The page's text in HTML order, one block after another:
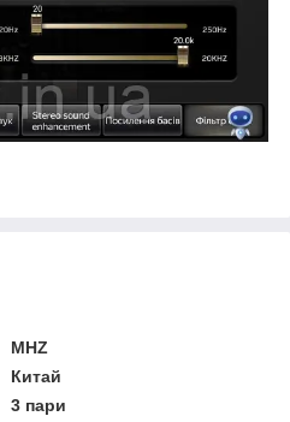
MHZ
Китай
3 пари